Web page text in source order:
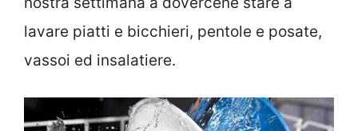
lavare piatti e bicchieri, pentole e posate,
vassoi ed insalatiere.